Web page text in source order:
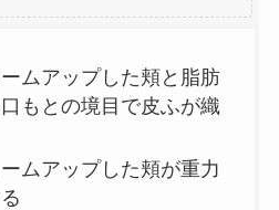
ムアップした頬と脂肪
もとの境目で皮ふが織
ムアップした頬が重力